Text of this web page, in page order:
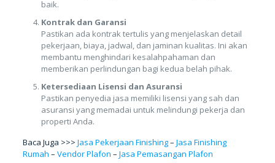
baik.
Kontrak dan Garansi
Pastikan ada kontrak tertulis yang menjelaskan detail
pekerjaan, biaya, jadwal, dan jaminan kualitas. Ini akan
membantu menghindari kesalahpahaman dan
memberikan perlindungan bagi kedua belah pihak.
Ketersediaan Lisensi dan Asuransi
Pastikan penyedia jasa memiliki lisensi yang sah dan
asuransi yang memadai untuk melindungi pekerja dan
properti Anda.
Baca Juga >>> Jasa Pekerjaan Finishing– Jasa Finishing
Rumah – Vendor Plafon – Jasa Pemasangan Plafon